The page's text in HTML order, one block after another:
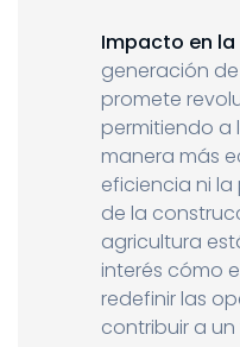
Impacto en
generación
promete
permitiendo a
manera más
eficiencia ni la
de la
agricultura
interés cómo
redefinir las
contribuir a